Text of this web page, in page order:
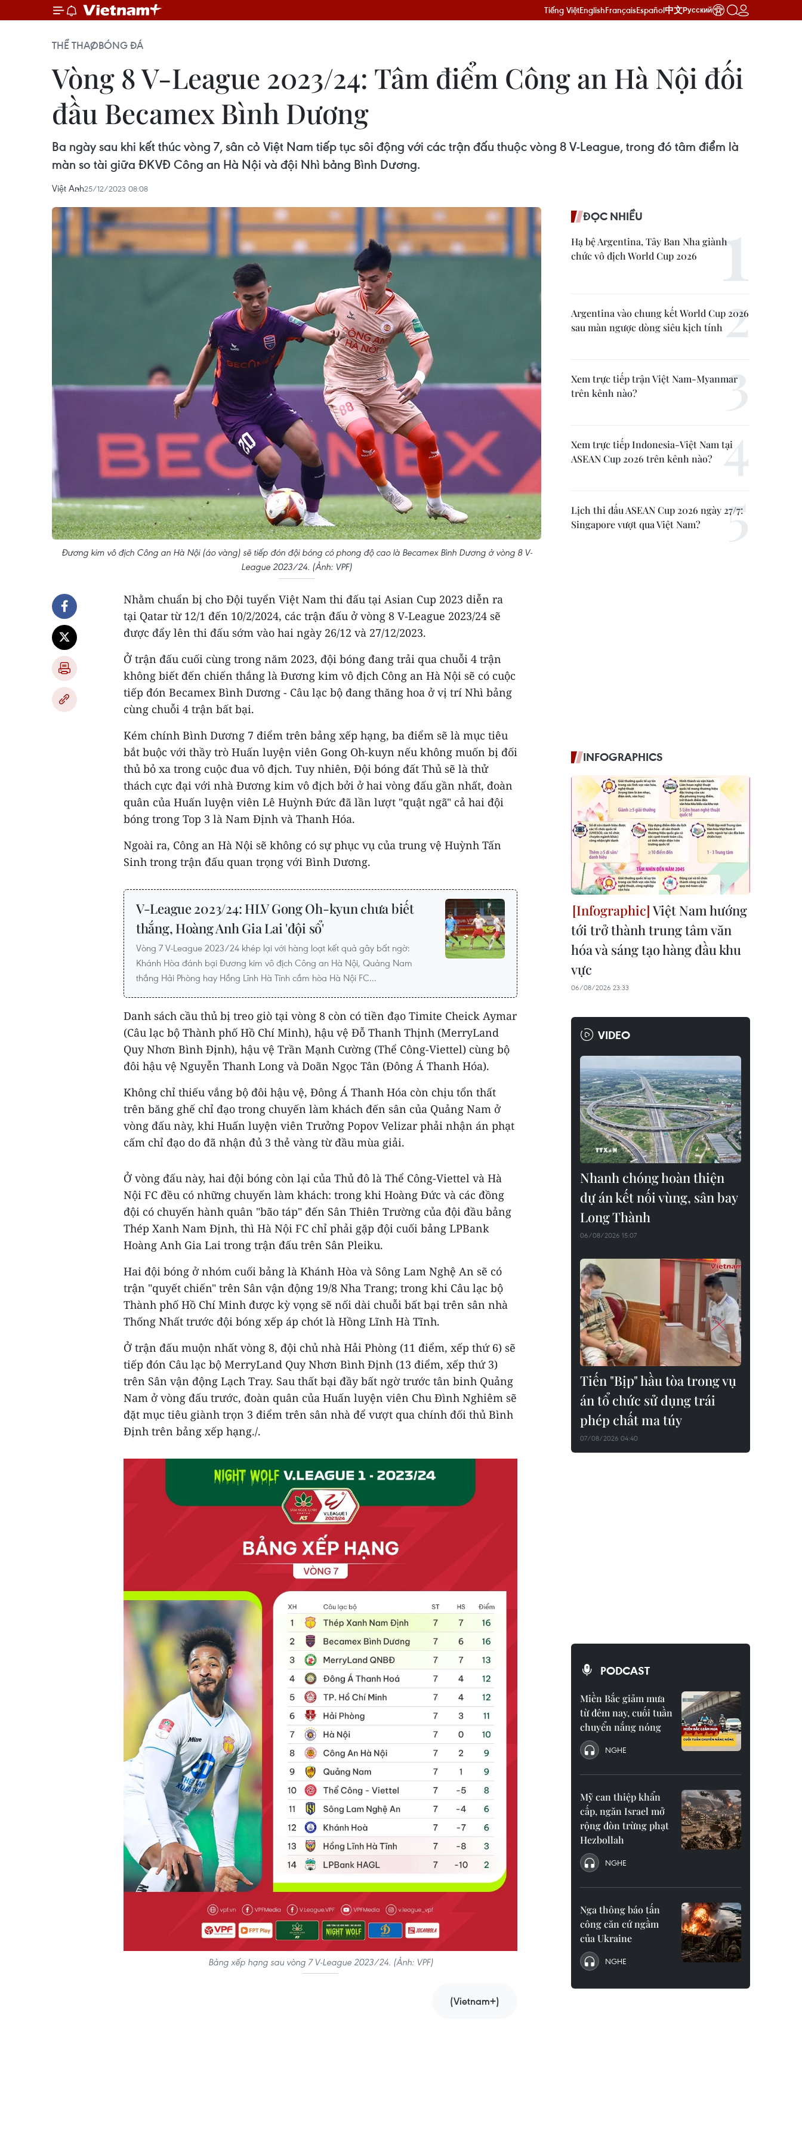
Tiếng ViệtEnglishFrançaisEspañol中文Русский
THỂ THAOBÓNG ĐÁ
Vòng 8 V-League 2023/24: Tâm điểm Công an Hà Nội đối
đầu Becamex Bình Dương
Ba ngày sau khi kết thúc vòng 7, sân cỏ Việt Nam tiếp tục sôi động với các trận đấu thuộc vòng 8 V-League, trong đó tâm điểm là
màn so tài giữa ĐKVĐ Công an Hà Nội và đội Nhì bảng Bình Dương.
Việt Anh25/12/2023 08:08
Đương kim vô địch Công an Hà Nội (áo vàng) sẽ tiếp đón đội bóng có phong độ cao là Becamex Bình Dương ở vòng 8 V-
League 2023/24. (Ảnh: VPF)
Nhằm chuẩn bị cho Đội tuyển Việt Nam thi đấu tại Asian Cup 2023 diễn ra
tại Qatar từ 12/1 đến 10/2/2024, các trận đấu ở vòng 8 V-League 2023/24 sẽ
được đẩy lên thi đấu sớm vào hai ngày 26/12 và 27/12/2023.
Ở trận đấu cuối cùng trong năm 2023, đội bóng đang trải qua chuỗi 4 trận
không biết đến chiến thắng là Đương kim vô địch Công an Hà Nội sẽ có cuộc
tiếp đón Becamex Bình Dương - Câu lạc bộ đang thăng hoa ở vị trí Nhì bảng
cùng chuỗi 4 trận bất bại.
Kém chính Bình Dương 7 điểm trên bảng xếp hạng, ba điểm sẽ là mục tiêu
bắt buộc với thầy trò Huấn luyện viên Gong Oh-kuyn nếu không muốn bị đối
thủ bỏ xa trong cuộc đua vô địch. Tuy nhiên, Đội bóng đất Thủ sẽ là thử
thách cực đại với nhà Đương kim vô địch bởi ở hai vòng đấu gần nhất, đoàn
quân của Huấn luyện viên Lê Huỳnh Đức đã lần lượt "quật ngã" cả hai đội
bóng trong Top 3 là Nam Định và Thanh Hóa.
Ngoài ra, Công an Hà Nội sẽ không có sự phục vụ của trung vệ Huỳnh Tấn
Sinh trong trận đấu quan trọng với Bình Dương.
V-League 2023/24: HLV Gong Oh-kyun chưa biết
thắng, Hoàng Anh Gia Lai 'đội sổ'
Vòng 7 V-League 2023/24 khép lại với hàng loạt kết quả gây bất ngờ:
Khánh Hòa đánh bại Đương kim vô địch Công an Hà Nội, Quảng Nam
thắng Hải Phòng hay Hồng Lĩnh Hà Tĩnh cầm hòa Hà Nội FC...
Danh sách cầu thủ bị treo giò tại vòng 8 còn có tiền đạo Timite Cheick Aymar
(Câu lạc bộ Thành phố Hồ Chí Minh), hậu vệ Đỗ Thanh Thịnh (MerryLand
Quy Nhơn Bình Định), hậu vệ Trần Mạnh Cường (Thể Công-Viettel) cùng bộ
đôi hậu vệ Nguyễn Thanh Long và Doãn Ngọc Tân (Đông Á Thanh Hóa).
Không chỉ thiếu vắng bộ đôi hậu vệ, Đông Á Thanh Hóa còn chịu tổn thất
trên băng ghế chỉ đạo trong chuyến làm khách đến sân của Quảng Nam ở
vòng đấu này, khi Huấn luyện viên Trưởng Popov Velizar phải nhận án phạt
cấm chỉ đạo do đã nhận đủ 3 thẻ vàng từ đầu mùa giải.
Ở vòng đấu này, hai đội bóng còn lại của Thủ đô là Thể Công-Viettel và Hà
Nội FC đều có những chuyến làm khách: trong khi Hoàng Đức và các đồng
đội có chuyến hành quân "bão táp" đến Sân Thiên Trường của đội đầu bảng
Thép Xanh Nam Định, thì Hà Nội FC chỉ phải gặp đội cuối bảng LPBank
Hoàng Anh Gia Lai trong trận đấu trên Sân Pleiku.
Hai đội bóng ở nhóm cuối bảng là Khánh Hòa và Sông Lam Nghệ An sẽ có
trận "quyết chiến" trên Sân vận động 19/8 Nha Trang; trong khi Câu lạc bộ
Thành phố Hồ Chí Minh được kỳ vọng sẽ nối dài chuỗi bất bại trên sân nhà
Thống Nhất trước đội bóng xếp áp chót là Hồng Lĩnh Hà Tĩnh.
Ở trận đấu muộn nhất vòng 8, đội chủ nhà Hải Phòng (11 điểm, xếp thứ 6) sẽ
tiếp đón Câu lạc bộ MerryLand Quy Nhơn Bình Định (13 điểm, xếp thứ 3)
trên Sân vận động Lạch Tray. Sau thất bại đầy bất ngờ trước tân binh Quảng
Nam ở vòng đấu trước, đoàn quân của Huấn luyện viên Chu Đình Nghiêm sẽ
đặt mục tiêu giành trọn 3 điểm trên sân nhà để vượt qua chính đối thủ Bình
Định trên bảng xếp hạng./.
Bảng xếp hạng sau vòng 7 V-League 2023/24. (Ảnh: VPF)
(Vietnam+)
ĐỌC NHIỀU
Hạ bệ Argentina, Tây Ban Nha giành
chức vô địch World Cup 2026
Argentina vào chung kết World Cup 2026
sau màn ngược dòng siêu kịch tính
Xem trực tiếp trận Việt Nam-Myanmar
trên kênh nào?
Xem trực tiếp Indonesia-Việt Nam tại
ASEAN Cup 2026 trên kênh nào?
Lịch thi đấu ASEAN Cup 2026 ngày 27/7:
Singapore vượt qua Việt Nam?
INFOGRAPHICS
Việt Nam hướng
tới trở thành trung tâm văn
hóa và sáng tạo hàng đầu khu
vực
06/08/2026 23:33
VIDEO
Nhanh chóng hoàn thiện
dự án kết nối vùng, sân bay
Long Thành
06/08/2026 15:07
Tiến "Bịp" hầu tòa trong vụ
án tổ chức sử dụng trái
phép chất ma túy
07/08/2026 04:40
PODCAST
Miền Bắc giảm mưa
từ đêm nay, cuối tuần
chuyển nắng nóng
NGHE
Mỹ can thiệp khẩn
cấp, ngăn Israel mở
rộng đòn trừng phạt
Hezbollah
NGHE
Nga thông báo tấn
công căn cứ ngầm
của Ukraine
NGHE